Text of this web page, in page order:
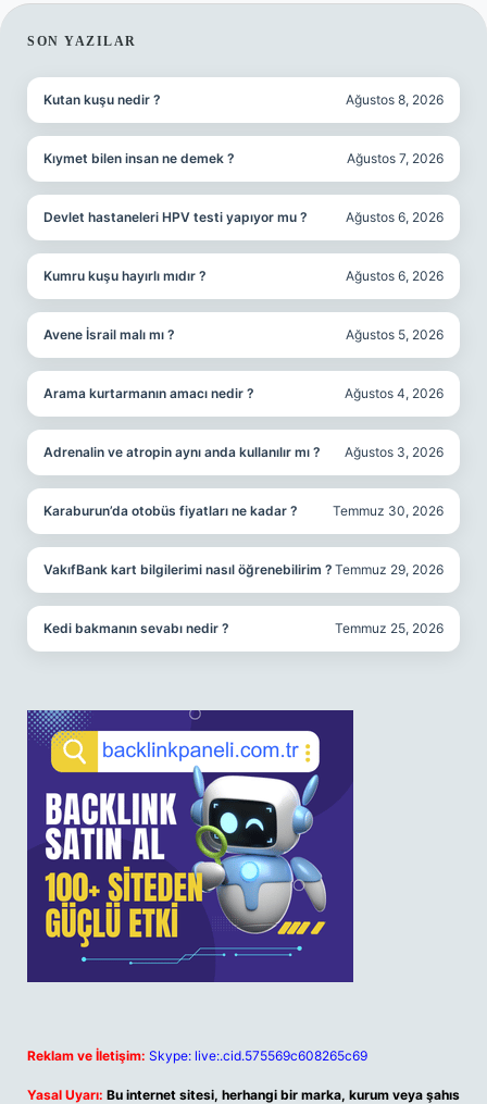
SIDEBAR
SON YAZILAR
Kutan kuşu nedir ? Ağustos 8, 2026
Kıymet bilen insan ne demek ? Ağustos 7, 2026
Devlet hastaneleri HPV testi yapıyor mu ? Ağustos 6, 2026
Kumru kuşu hayırlı mıdır ? Ağustos 6, 2026
Avene İsrail malı mı ? Ağustos 5, 2026
Arama kurtarmanın amacı nedir ? Ağustos 4, 2026
Adrenalin ve atropin aynı anda kullanılır mı ? Ağustos 3, 2026
Karaburun’da otobüs fiyatları ne kadar ? Temmuz 30, 2026
VakıfBank kart bilgilerimi nasıl öğrenebilirim ? Temmuz 29, 2026
Kedi bakmanın sevabı nedir ? Temmuz 25, 2026
Reklam ve İletişim: Skype: live:.cid.575569c608265c69
Yasal Uyarı: Bu internet sitesi, herhangi bir marka, kurum veya şahıs